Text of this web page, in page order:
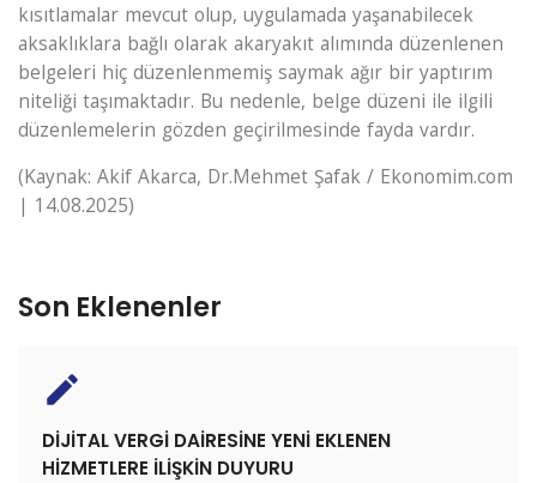
kısıtlamalar mevcut olup, uygulamada yaşanabilecek
aksaklıklara bağlı olarak akaryakıt alımında düzenlenen
belgeleri hiç düzenlenmemiş saymak ağır bir yaptırım
niteliği taşımaktadır. Bu nedenle, belge düzeni ile ilgili
düzenlemelerin gözden geçirilmesinde fayda vardır.
(Kaynak: Akif Akarca, Dr.Mehmet Şafak / Ekonomim.com
| 14.08.2025)
Son Eklenenler
create
DİJİTAL VERGİ DAİRESİNE YENİ EKLENEN
HİZMETLERE İLİŞKİN DUYURU